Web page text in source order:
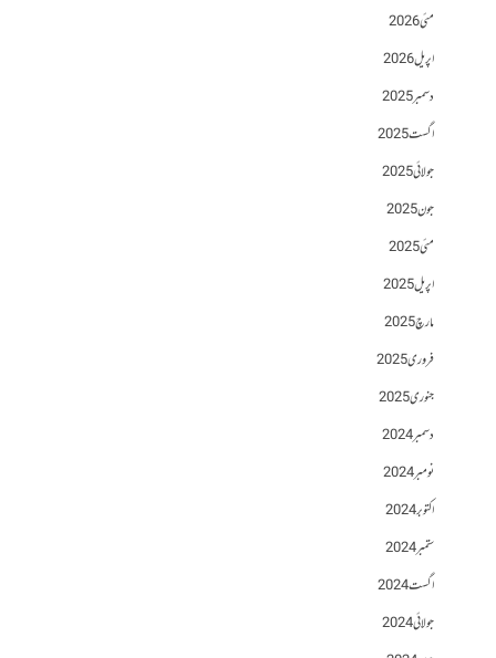
مئی 2026
اپریل 2026
دسمبر 2025
اگست 2025
جولائی 2025
جون 2025
مئی 2025
اپریل 2025
مارچ 2025
فروری 2025
جنوری 2025
دسمبر 2024
نومبر 2024
اکتوبر 2024
ستمبر 2024
اگست 2024
جولائی 2024